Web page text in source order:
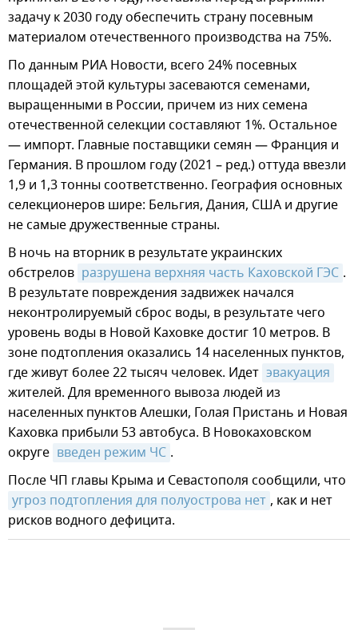
задачу к 2030 году обеспечить страну посевным
материалом отечественного производства на 75%.
По данным РИА Новости, всего 24% посевных
площадей этой культуры засеваются семенами,
выращенными в России, причем из них семена
отечественной селекции составляют 1%. Остальное
— импорт. Главные поставщики семян — Франция и
Германия. В прошлом году (2021 – ред.) оттуда ввезли
1,9 и 1,3 тонны соответственно. География основных
селекционеров шире: Бельгия, Дания, США и другие
не самые дружественные страны.
В ночь на вторник в результате украинских
обстрелов разрушена верхняя часть Каховской ГЭС .
В результате повреждения задвижек начался
неконтролируемый сброс воды, в результате чего
уровень воды в Новой Каховке достиг 10 метров. В
зоне подтопления оказались 14 населенных пунктов,
где живут более 22 тысяч человек. Идет эвакуация
жителей. Для временного вывоза людей из
населенных пунктов Алешки, Голая Пристань и Новая
Каховка прибыли 53 автобуса. В Новокаховском
округе введен режим ЧС .
После ЧП главы Крыма и Севастополя сообщили, что
угроз подтопления для полуострова нет , как и нет
рисков водного дефицита.